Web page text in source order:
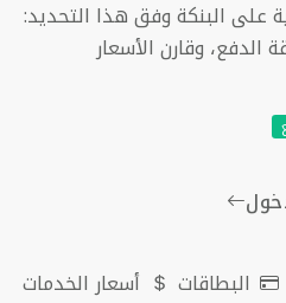
على البنكة وفق هذا التحديد:
وقارن الأسعار
البطاقات أسعار الخدمات